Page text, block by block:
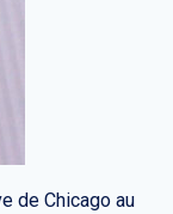
de Chicago au